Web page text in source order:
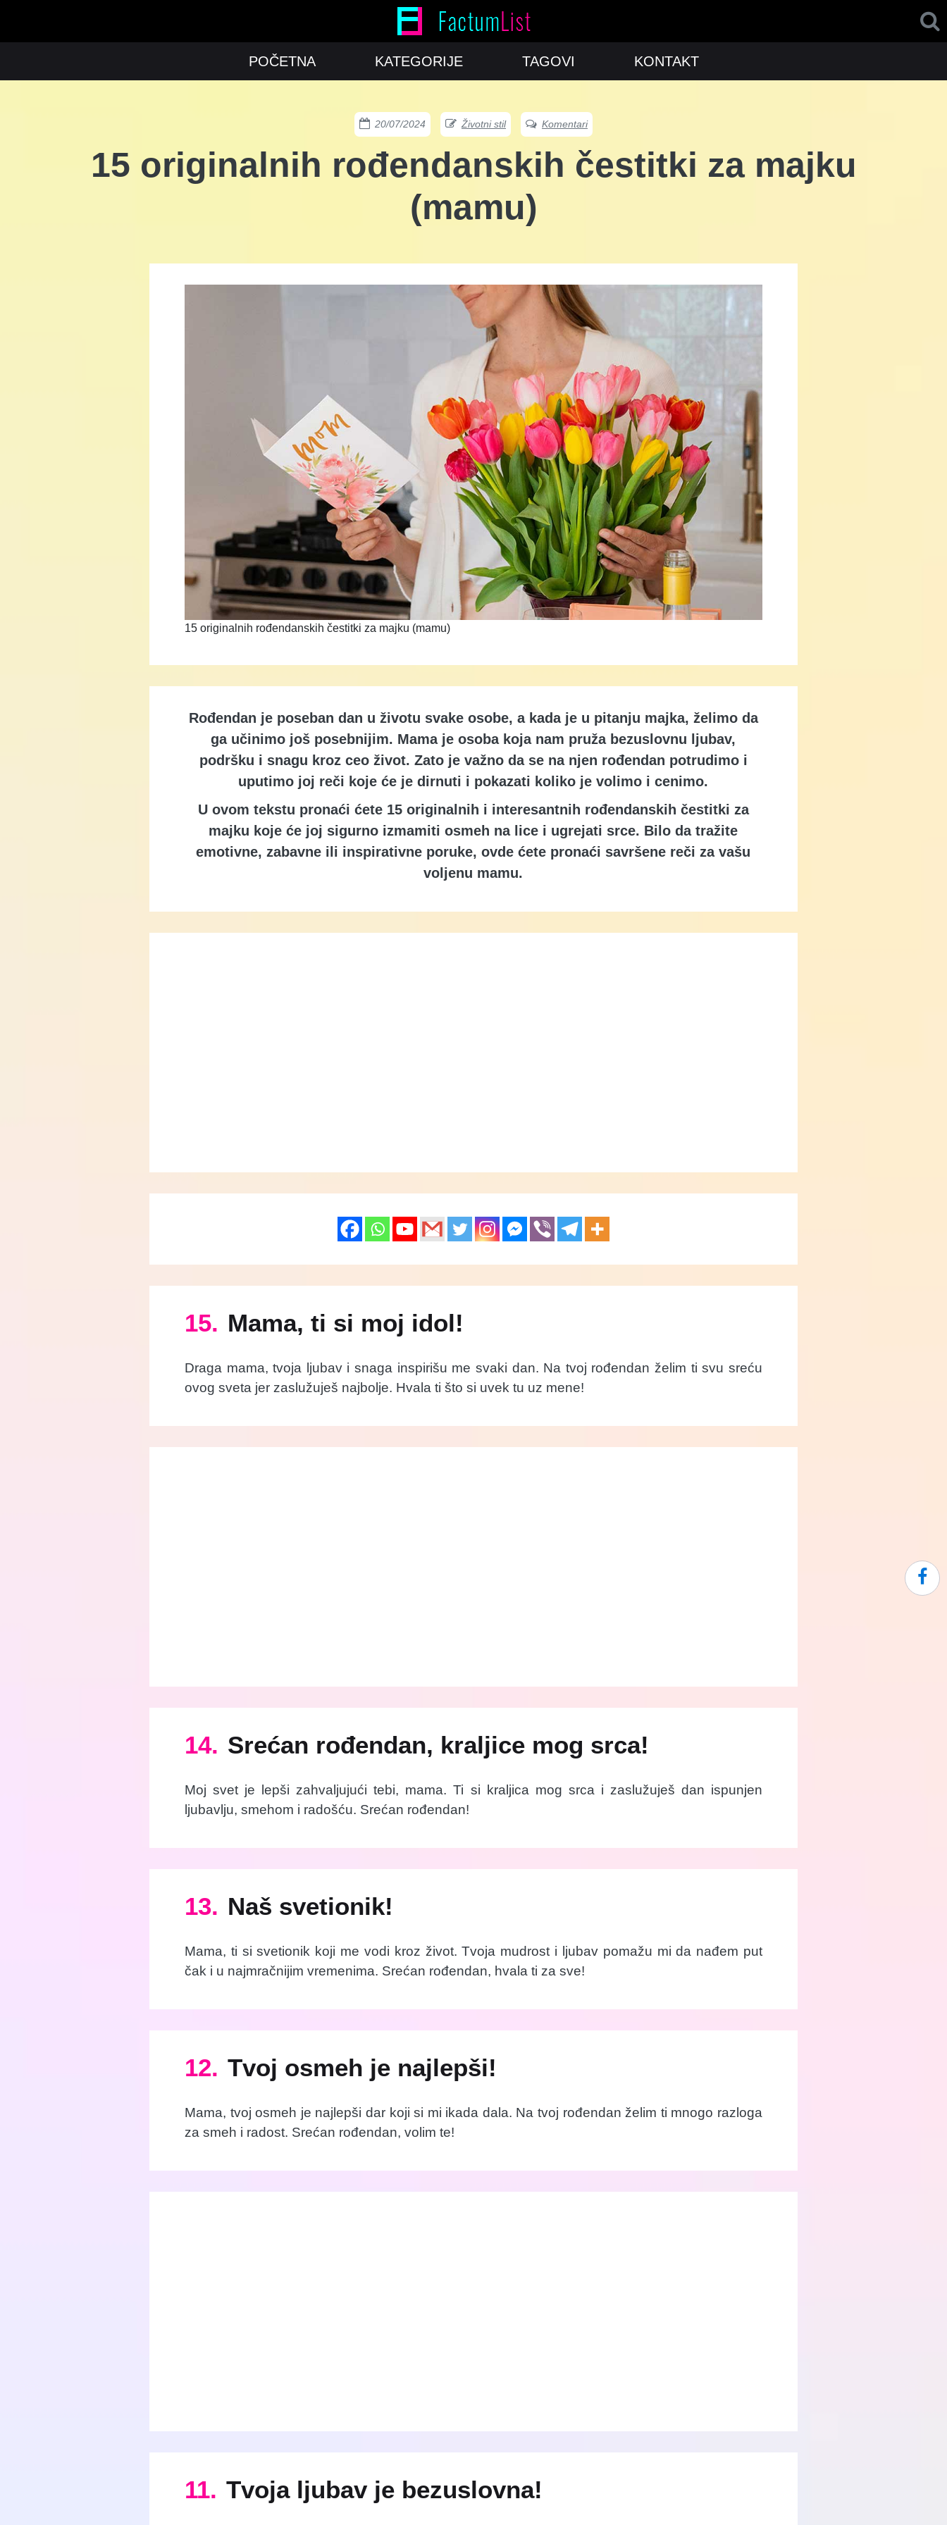
POČETNA KATEGORIJE TAGOVI KONTAKT
20/07/2024 Životni stil Komentari
15 originalnih rođendanskih čestitki za majku
(mamu)
15 originalnih rođendanskih čestitki za majku (mamu)
Rođendan je poseban dan u životu svake osobe, a kada je u pitanju majka, želimo da
ga učinimo još posebnijim. Mama je osoba koja nam pruža bezuslovnu ljubav,
podršku i snagu kroz ceo život. Zato je važno da se na njen rođendan potrudimo i
uputimo joj reči koje će je dirnuti i pokazati koliko je volimo i cenimo.
U ovom tekstu pronaći ćete 15 originalnih i interesantnih rođendanskih čestitki za
majku koje će joj sigurno izmamiti osmeh na lice i ugrejati srce. Bilo da tražite
emotivne, zabavne ili inspirativne poruke, ovde ćete pronaći savršene reči za vašu
voljenu mamu.
15. Mama, ti si moj idol!
Draga mama, tvoja ljubav i snaga inspirišu me svaki dan. Na tvoj rođendan želim ti svu sreću
ovog sveta jer zaslužuješ najbolje. Hvala ti što si uvek tu uz mene!
14. Srećan rođendan, kraljice mog srca!
Moj svet je lepši zahvaljujući tebi, mama. Ti si kraljica mog srca i zaslužuješ dan ispunjen
ljubavlju, smehom i radošću. Srećan rođendan!
13. Naš svetionik!
Mama, ti si svetionik koji me vodi kroz život. Tvoja mudrost i ljubav pomažu mi da nađem put
čak i u najmračnijim vremenima. Srećan rođendan, hvala ti za sve!
12. Tvoj osmeh je najlepši!
Mama, tvoj osmeh je najlepši dar koji si mi ikada dala. Na tvoj rođendan želim ti mnogo razloga
za smeh i radost. Srećan rođendan, volim te!
11. Tvoja ljubav je bezuslovna!